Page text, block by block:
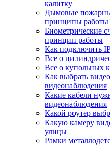
калитку
Дымовые
принципы работы
Биометрические
принцип работы
Как подключить
Все о
Все о купольных
Как выбрать
видеонаблюдения
Какие кабели
видеонаблюдения
Какой роутер
Какую камеру
улицы
Рамки